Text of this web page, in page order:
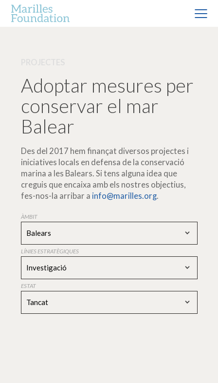
Adoptar mesures per
conservar el mar
Balear
Des del 2017 hem finançat diversos projectes i
iniciatives locals en defensa de la conservació
marina a les Balears. Si tens alguna idea que
creguis que encaixa amb els nostres objectius,
fes-nos-la arribar a info@marilles.org.
ÀMBIT
Balears
LÍNIES ESTRATÈGIQUES
Investigació
ESTAT
Tancat